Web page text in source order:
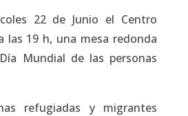
22 de Junio el Centro
las 19 h, una mesa redonda
Mundial de las personas
refugiadas y migrantes